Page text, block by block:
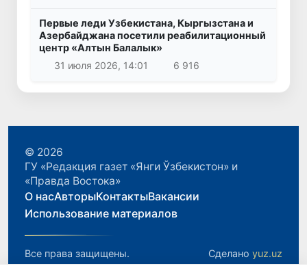
Первые леди Узбекистана, Кыргызстана и
Азербайджана посетили реабилитационный
центр «Алтын Балалык»
31 июля 2026, 14:01
6 916
© 2026
ГУ «Редакция газет «Янги Ўзбекистон» и
«Правда Востока»
О насАвторыКонтактыВакансии
Использование материалов
Все права защищены. Сделано yuz.uz